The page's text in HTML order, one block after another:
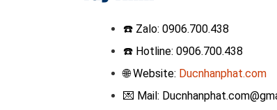
☎️ Zalo: 0906.700.438
☎️ Hotline: 0906.700.438
🌐 Website: Ducnhanphat.com
💌 Mail: